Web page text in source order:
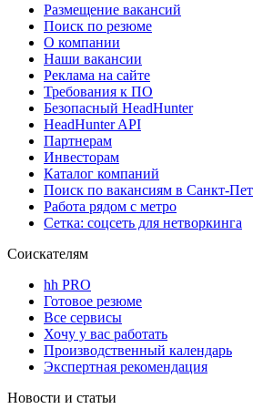
Размещение вакансий
Поиск по резюме
О компании
Наши вакансии
Реклама на сайте
Требования к ПО
Безопасный HeadHunter
HeadHunter API
Партнерам
Инвесторам
Каталог компаний
Поиск по вакансиям в Санкт-
Работа рядом с метро
Сетка: соцсеть для нетворкинга
Соискателям
hh PRO
Готовое резюме
Все сервисы
Хочу у вас работать
Производственный календарь
Экспертная рекомендация
Новости и статьи